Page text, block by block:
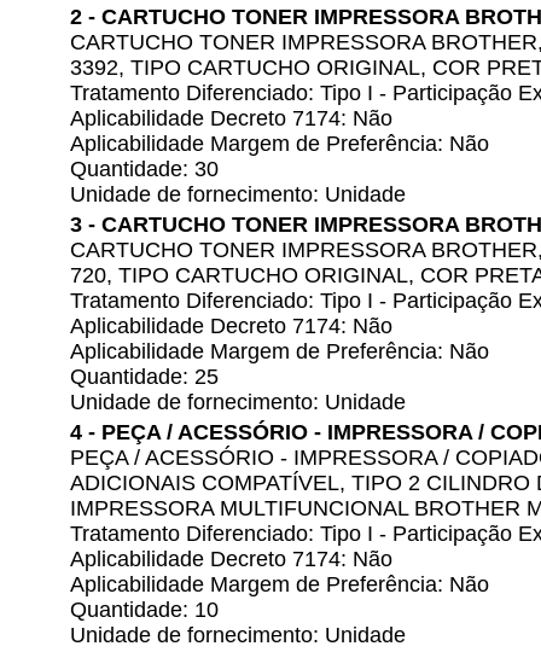
2 - CARTUCHO TONER IMPRESSORA
CARTUCHO TONER IMPRESSORA
3392, TIPO CARTUCHO ORIGINAL, COR
Tratamento Diferenciado: Tipo I - Participação
Aplicabilidade Decreto 7174: Não
Aplicabilidade Margem de Preferência: Não
Quantidade: 30
Unidade de fornecimento: Unidade
3 - CARTUCHO TONER IMPRESSORA
CARTUCHO TONER IMPRESSORA
720, TIPO CARTUCHO ORIGINAL, COR
Tratamento Diferenciado: Tipo I - Participação
Aplicabilidade Decreto 7174: Não
Aplicabilidade Margem de Preferência: Não
Quantidade: 25
Unidade de fornecimento: Unidade
4 - PEÇA / ACESSÓRIO - IMPRESSORA /
PEÇA / ACESSÓRIO - IMPRESSORA /
ADICIONAIS COMPATÍVEL, TIPO 2
IMPRESSORA MULTIFUNCIONAL BROTHER
Tratamento Diferenciado: Tipo I - Participação
Aplicabilidade Decreto 7174: Não
Aplicabilidade Margem de Preferência: Não
Quantidade: 10
Unidade de fornecimento: Unidade